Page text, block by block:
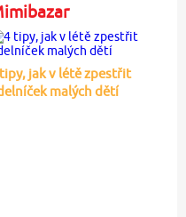
jak v létě zpestřit
malých dětí